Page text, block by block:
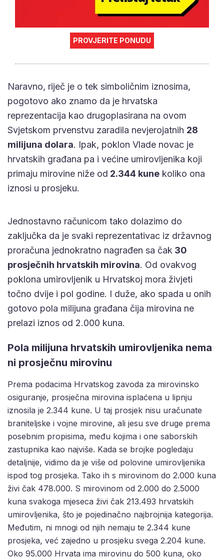
PROVJERITE PONUDU
Naravno, riječ je o tek simboličnim iznosima,
pogotovo ako znamo da je hrvatska
reprezentacija kao drugoplasirana na ovom
Svjetskom prvenstvu zaradila nevjerojatnih 28
milijuna dolara. Ipak, poklon Vlade novac je
hrvatskih građana pa i većine umirovljenika koji
primaju mirovine niže od 2.344 kune koliko ona
iznosi u prosjeku.
Jednostavno računicom tako dolazimo do
zaključka da je svaki reprezentativac iz državnog
proračuna jednokratno nagrađen sa čak 30
prosječnih hrvatskih mirovina. Od ovakvog
poklona umirovljenik u Hrvatskoj mora živjeti
točno dvije i pol godine. I duže, ako spada u onih
gotovo pola milijuna građana čija mirovina ne
prelazi iznos od 2.000 kuna.
Pola milijuna hrvatskih umirovljenika nema
ni prosječnu mirovinu
Prema podacima Hrvatskog zavoda za mirovinsko
osiguranje, prosječna mirovina isplaćena u lipnju
iznosila je 2.344 kune. U taj prosjek nisu uračunate
braniteljske i vojne mirovine, ali jesu sve druge prema
posebnim propisima, među kojima i one saborskih
zastupnika kao najviše. Kada se brojke pogledaju
detaljnije, vidimo da je više od polovine umirovljenika
ispod tog prosjeka. Tako ih s mirovinom do 2.000 kuna
živi čak 478.000. S mirovinom od 2.000 do 2.5000
kuna svakoga mjeseca živi čak 213.493 hrvatskih
umirovljenika, što je pojedinačno najbrojnija kategorija.
Međutim, ni mnogi od njih nemaju te 2.344 kune
prosjeka, već zajedno u prosjeku svega 2.204 kune.
Oko 95.000 Hrvata ima mirovinu do 500 kuna, oko